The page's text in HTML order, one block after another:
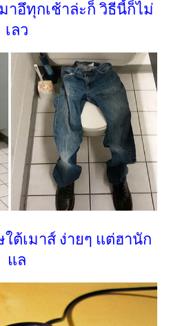
าอึทุกเช้าล่ะก็ วิธีนี้ก็ไม่
เลว
ต้เมาส์ ง่ายๆ แต่ฮานัก
แล